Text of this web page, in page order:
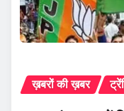
ख़बरों की ख़बर